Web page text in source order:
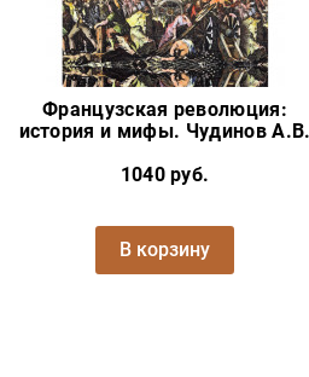
Французская революция:
история и мифы. Чудинов А.В.
1040 руб.
В корзину